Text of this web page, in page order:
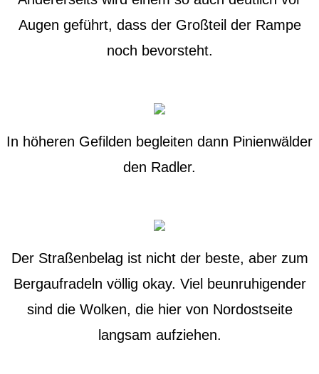
Augen geführt, dass der Großteil der Rampe
noch bevorsteht.
In höheren Gefilden begleiten dann Pinienwälder
den Radler.
Der Straßenbelag ist nicht der beste, aber zum
Bergaufradeln völlig okay. Viel beunruhigender
sind die Wolken, die hier von Nordostseite
langsam aufziehen.